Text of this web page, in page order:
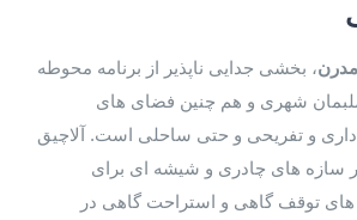
، بخشی جدایی ناپذیر از برنامه محوطه
شهری و هم چنین فضای های
و تفریحی و حتی ساحلی است. آلاچیق
سازه های چادری و شیشه ای برای
توقف گاهی و استراحت گاهی در